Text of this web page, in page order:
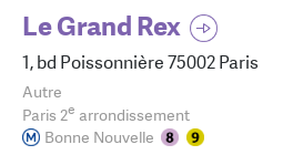
Le Grand Rex
1, bd Poissonnière 75002 Paris
Autre
Paris 2e arrondissement
Bonne Nouvelle